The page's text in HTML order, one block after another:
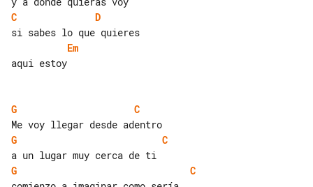
C
D
Em
aqui estoy
G
C
G
C
G
C